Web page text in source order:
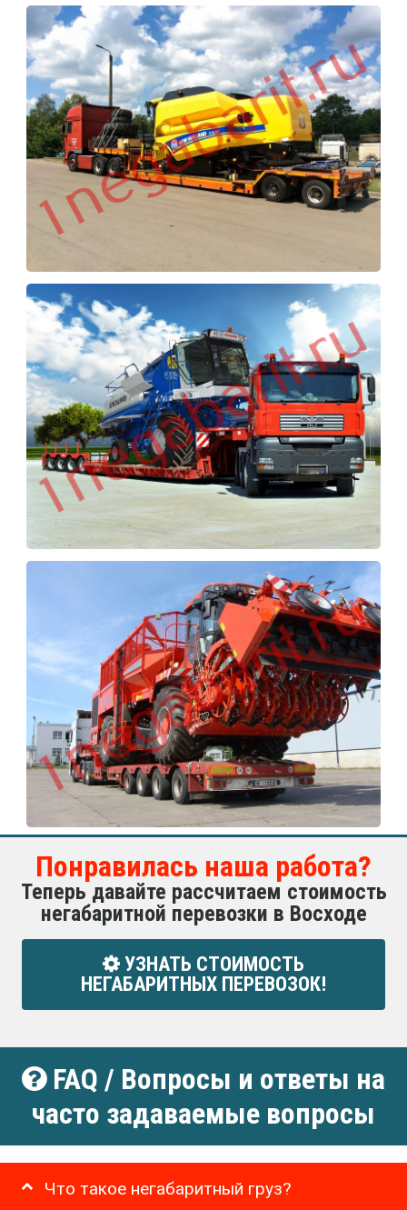
Понравилась наша работа?
Теперь давайте рассчитаем стоимость
негабаритной перевозки в Восходе
УЗНАТЬ СТОИМОСТЬ
НЕГАБАРИТНЫХ ПЕРЕВОЗОК!
FAQ / Вопросы и ответы на
часто задаваемые вопросы
Что такое негабаритный груз?